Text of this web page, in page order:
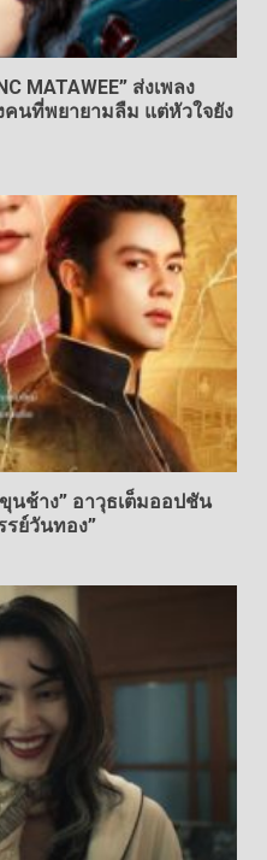
MATAWEE” ส่งเพลง
คนที่พยายามลืม แต่หัวใจยัง
นช้าง” อาวุธเต็มออปชัน
ย์วันทอง”